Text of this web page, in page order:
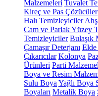
Malzemeleri Tuvalet
Kireç ve Pas Çözücüler
Halı Temizleyiciler
Cam ve Parlak Yüzey
Temizleyiciler Bulaşık
Çamaşır Deterjanı Elde
Çıkarıcılar Kolonya
Ürünleri Parti
Boya ve Resim
Sulu Boya Yağlı Boya
Boyaları Metalik Boya